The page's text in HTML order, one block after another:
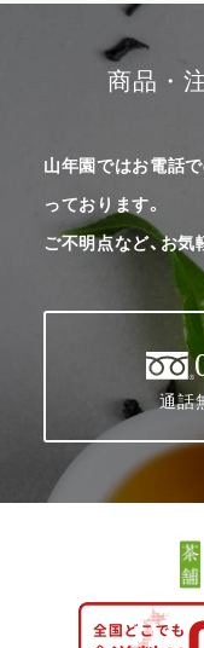
商品・
山年園ではお電話
っております。
ご不明点など、お
通話